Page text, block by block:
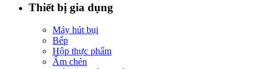
Thiết bị gia dụng
Máy hút bụi
Bếp
Hộp thực phẩm
Ấm chén